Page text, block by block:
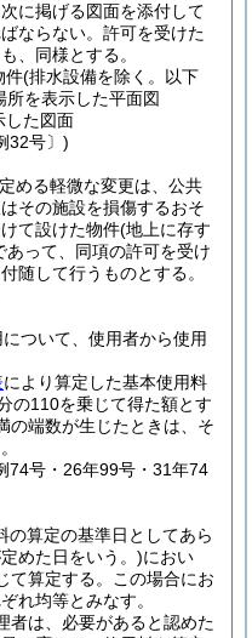
に掲げる図面を添付して
ならない。 許可を受けた
、同様とする。
件(排水設備を除く。以下
所を表示した平面図
した図面
32号〕)
める軽微な変更は、公共
その施設を損傷するおそ
て設けた物件(地上に存す
あって、同項の許可を受け
随して行うものとする。
ついて、使用者から使用
により算定した基本使用料
の110を乗じて得た額とす
の端数が生じたときは、そ
74号・26年99号・31年74
の算定の基準日としてあら
めた日をいう。)におい
算定する。
この場合にお
れ均等とみなす。
者は、必要があると認めた